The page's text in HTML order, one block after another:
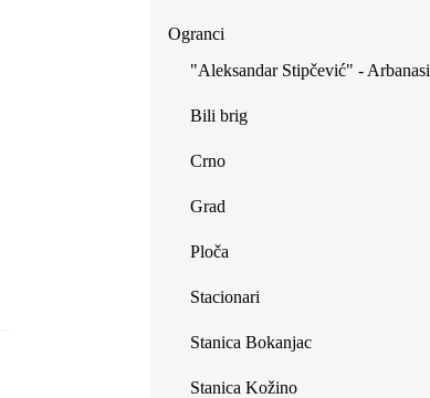
Ogranci
"Aleksandar Stipčević" - Arbanasi
Bili brig
Crno
Grad
Ploča
Stacionari
Stanica Bokanjac
Stanica Kožino